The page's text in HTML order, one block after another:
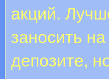
акций.
заносить
депозите,